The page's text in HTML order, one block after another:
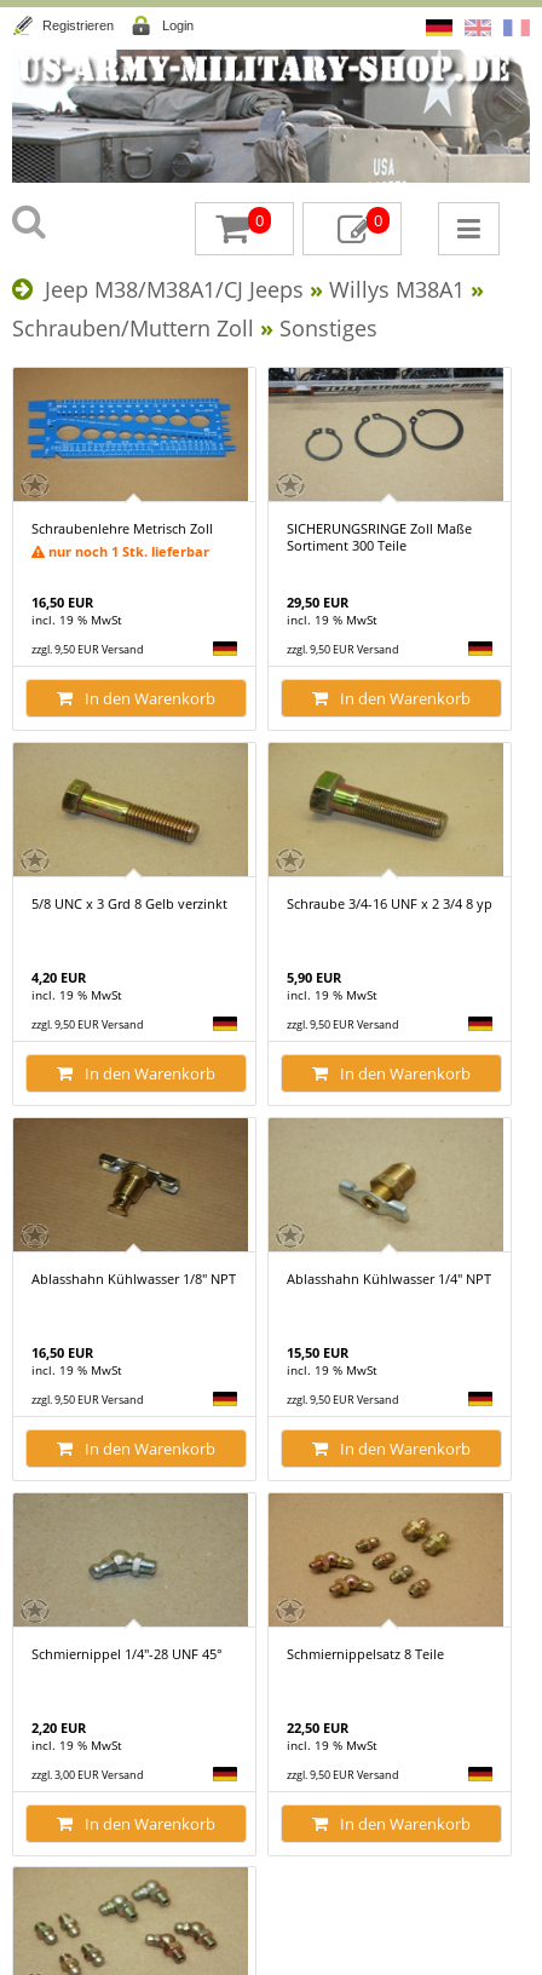
Registrieren Login
0 0
Jeep M38/M38A1/CJ Jeeps » Willys M38A1 »
Schrauben/Muttern Zoll » Sonstiges
Schraubenlehre Metrisch Zoll
nur noch 1 Stk. lieferbar
16,50 EUR
incl. 19 % MwSt
zzgl. 9,50 EUR Versand
In den Warenkorb
SICHERUNGSRINGE Zoll Maße
Sortiment 300 Teile
29,50 EUR
incl. 19 % MwSt
zzgl. 9,50 EUR Versand
In den Warenkorb
5/8 UNC x 3 Grd 8 Gelb verzinkt
4,20 EUR
incl. 19 % MwSt
zzgl. 9,50 EUR Versand
In den Warenkorb
Schraube 3/4-16 UNF x 2 3/4 8 yp
5,90 EUR
incl. 19 % MwSt
zzgl. 9,50 EUR Versand
In den Warenkorb
Ablasshahn Kühlwasser 1/8" NPT
16,50 EUR
incl. 19 % MwSt
zzgl. 9,50 EUR Versand
In den Warenkorb
Ablasshahn Kühlwasser 1/4" NPT
15,50 EUR
incl. 19 % MwSt
zzgl. 9,50 EUR Versand
In den Warenkorb
Schmiernippel 1/4"-28 UNF 45°
2,20 EUR
incl. 19 % MwSt
zzgl. 3,00 EUR Versand
In den Warenkorb
Schmiernippelsatz 8 Teile
22,50 EUR
incl. 19 % MwSt
zzgl. 9,50 EUR Versand
In den Warenkorb